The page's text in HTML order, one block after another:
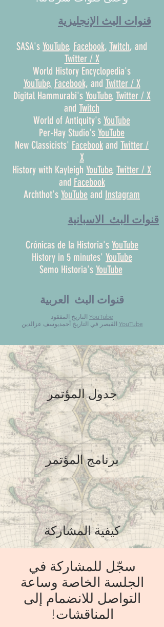
SASA's YouTube, Facebook, Twitch, and
Twitter / X
World History Encyclopedia's
YouTube, Facebook, and Twitter / X
Digital Hammurabi's YouTube, Twitter / X
and Twitch
World of Antiquity's YouTube
Per-Hay Studio's YouTube
New Classicists' Facebook and Twitter /
X
History with Kayleigh YouTube, Twitter / X
and Facebook
Archthot's YouTube and Instagram
قنوات البث الاسبانية
Crónicas de la Historia's YouTube
History in 5 minutes' YouTube
Semo Historia's YouTube
قنوات البث العربية
YouTube
YouTube
جدول المؤتمر
برنامج المؤتمر
كيفية المشاركة
سجّل للمشاركة في
الجلسة الخاصة وساعة
التواصل للانضمام إلى
المناقشات!